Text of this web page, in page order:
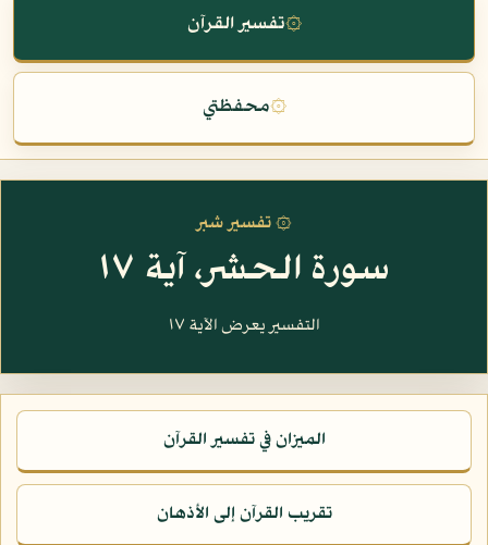
۞تفسير القرآن
۞محفظتي
۞ تفسير شبر
سورة الحشر، آية ١٧
التفسير يعرض الآية ١٧
الميزان في تفسير القرآن
تقريب القرآن إلى الأذهان